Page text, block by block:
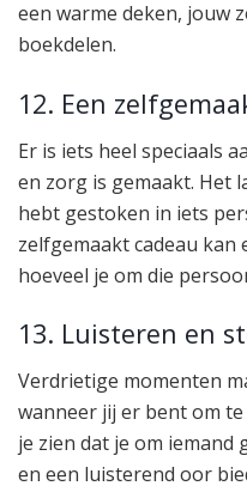
een warme deken, jouw
boekdelen.
12. Een
Er is iets heel speciaals
en zorg is gemaakt. Het
hebt gestoken in iets
zelfgemaakt cadeau kan
hoeveel je om die
13. Luisteren en
Verdrietige momenten
wanneer jij er bent om
je zien dat je om iemand
en een luisterend oor